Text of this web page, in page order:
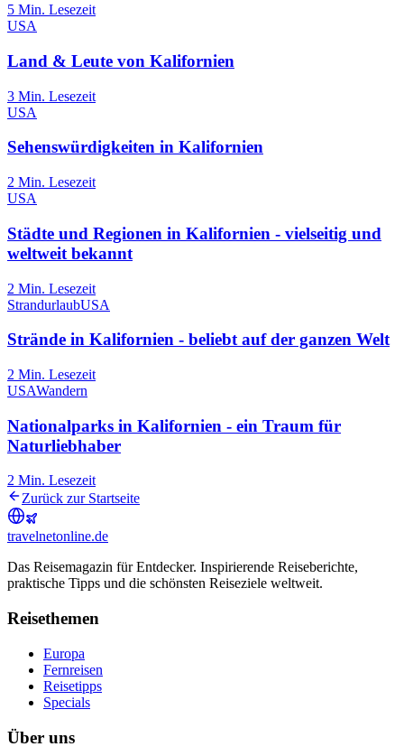
5 Min. Lesezeit
USA
Land & Leute von Kalifornien
3 Min. Lesezeit
USA
Sehenswürdigkeiten in Kalifornien
2 Min. Lesezeit
USA
Städte und Regionen in Kalifornien - vielseitig und
weltweit bekannt
2 Min. Lesezeit
StrandurlaubUSA
Strände in Kalifornien - beliebt auf der ganzen Welt
2 Min. Lesezeit
USAWandern
Nationalparks in Kalifornien - ein Traum für
Naturliebhaber
2 Min. Lesezeit
Zurück zur Startseite
travelnetonline.de
Das Reisemagazin für Entdecker. Inspirierende Reiseberichte,
praktische Tipps und die schönsten Reiseziele weltweit.
Reisethemen
Europa
Fernreisen
Reisetipps
Specials
Über uns